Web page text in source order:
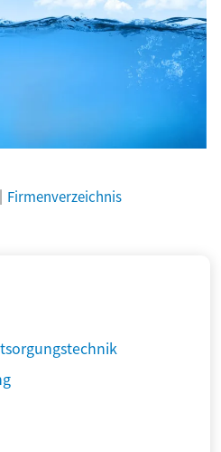
Firmenverzeichnis